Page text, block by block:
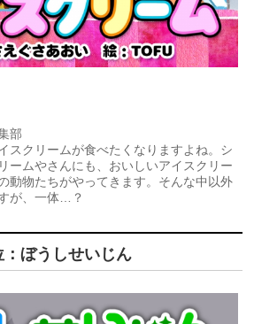
部
スクリームが食べたくなりますよね。シ
ームやさんにも、おいしいアイスクリー
動物たちがやってきます。そんな中以外
が、一体…？
：ぼうしせいじん